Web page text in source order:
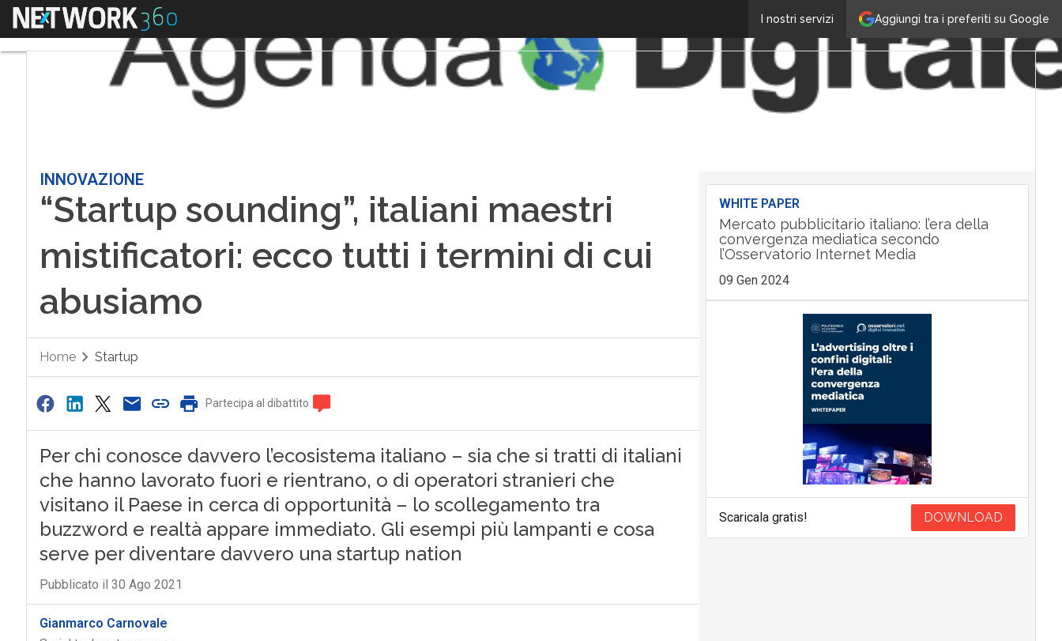
Aggiungi tra i preferiti su Google
I nostri servizi
Menu
INNOVAZIONE
“Startup sounding”, italiani maestri
mistificatori: ecco tutti i termini di cui
abusiamo
Home Startup
Partecipa al dibattito
Per chi conosce davvero l’ecosistema italiano – sia che si tratti di italiani
che hanno lavorato fuori e rientrano, o di operatori stranieri che
visitano il Paese in cerca di opportunità – lo scollegamento tra
buzzword e realtà appare immediato. Gli esempi più lampanti e cosa
serve per diventare davvero una startup nation
Pubblicato il 30 Ago 2021
Gianmarco Carnovale
WHITE PAPER
Mercato pubblicitario italiano: l’era della
convergenza mediatica secondo
l’Osservatorio Internet Media
09 Gen 2024
Scaricala gratis! DOWNLOAD